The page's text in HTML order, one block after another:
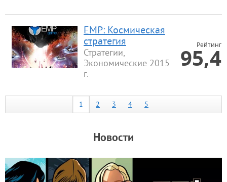
EMP: Космическая
стратегия
Стратегии,
Экономические 2015
г.
Рейтинг
95,4
1 2 3 4 5
Новости